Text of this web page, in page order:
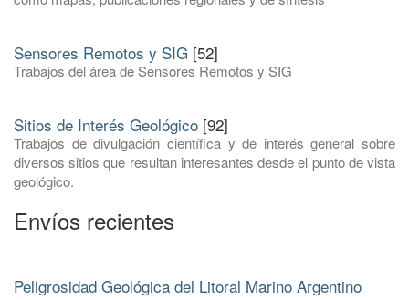
Sensores Remotos y SIG [52]
Trabajos del área de Sensores Remotos y SIG
Sitios de Interés Geológico [92]
Trabajos de divulgación científica y de interés general sobre
diversos sitios que resultan interesantes desde el punto de vista
geológico.
Envíos recientes
Peligrosidad Geológica del Litoral Marino Argentino